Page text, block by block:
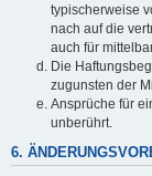
typischerweise
nach auf die
auch für
Die
zugunsten der
Ansprüche für
unberührt.
6.